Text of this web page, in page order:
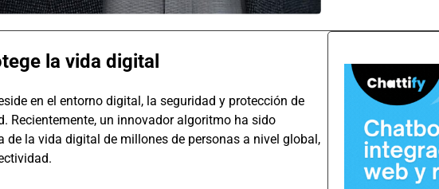
la vida digital
en el entorno digital, la seguridad y protección de
Recientemente, un innovador algoritmo ha sido
la vida digital de millones de personas a nivel global,